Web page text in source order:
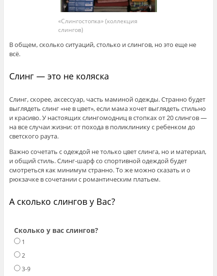
«Слингостопка» (коллекция
слингов)
В общем, сколько ситуаций, столько и слингов, но это еще не
всё.
Слинг — это не коляска
Слинг, скорее, аксессуар, часть маминой одежды. Странно будет
выглядеть слинг «не в цвет», если мама хочет выглядеть стильно
и красиво. У настоящих слингомодниц в стопках от 20 слингов —
на все случаи жизни: от похода в поликлинику с ребенком до
светского раута.
Важно сочетать с одеждой не только цвет слинга, но и материал,
и общий стиль. Слинг-шарф со спортивной одеждой будет
смотреться как минимум странно. То же можно сказать и о
рюкзачке в сочетании с романтическим платьем.
А сколько слингов у Вас?
Сколько у вас слингов?
1
2
3-9